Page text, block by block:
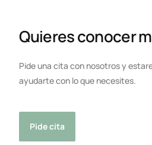
Quieres conocer
Pide una cita con nosotros y
ayudarte con lo que necesites.
Pide cita